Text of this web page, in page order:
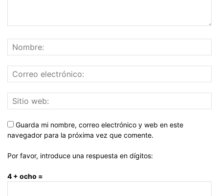
Guarda mi nombre, correo electrónico y web en este
navegador para la próxima vez que comente.
Por favor, introduce una respuesta en dígitos:
4 + ocho =